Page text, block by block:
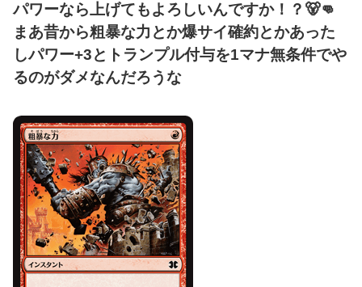
パワーなら上げてもよろしいんですか！？🐻👊
まあ昔から粗暴な力とか爆サイ確約とかあった
しパワー+3とトランプル付与を1マナ無条件でや
るのがダメなんだろうな